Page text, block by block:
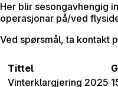
Her blir sesongavhengig
operasjonar på/ved
Ved spørsmål, ta kontakt
Tittel
Vinterklargjering 2025